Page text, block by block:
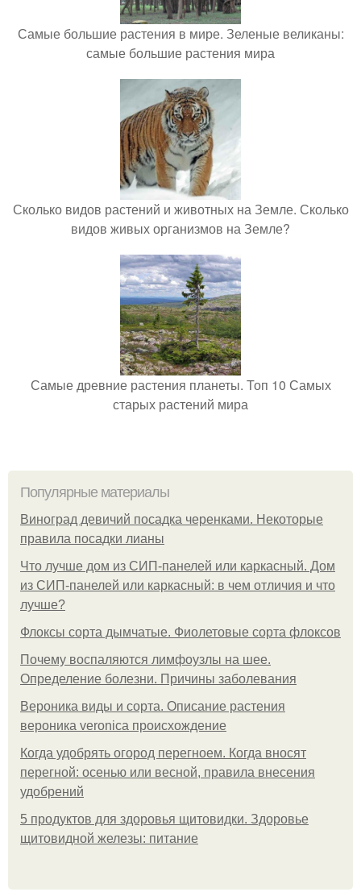
Самые большие растения в мире. Зеленые великаны:
самые большие растения мира
Сколько видов растений и животных на Земле. Сколько
видов живых организмов на Земле?
Самые древние растения планеты. Топ 10 Самых
старых растений мира
Популярные материалы
Виноград девичий посадка черенками. Некоторые
правила посадки лианы
Что лучше дом из СИП-панелей или каркасный. Дом
из СИП-панелей или каркасный: в чем отличия и что
лучше?
Флоксы сорта дымчатые. Фиолетовые сорта флоксов
Почему воспаляются лимфоузлы на шее.
Определение болезни. Причины заболевания
Вероника виды и сорта. Описание растения
вероника veronica происхождение
Когда удобрять огород перегноем. Когда вносят
перегной: осенью или весной, правила внесения
удобрений
5 продуктов для здоровья щитовидки. Здоровье
щитовидной железы: питание